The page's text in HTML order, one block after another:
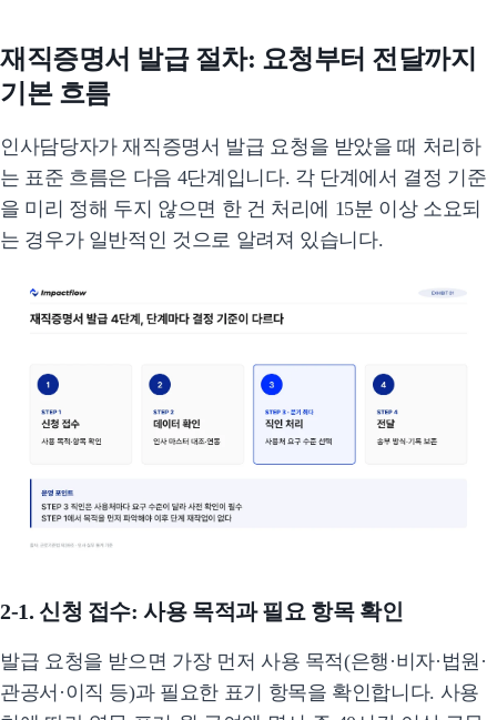
재직증명서 발급 절차: 요청부터 전달까지
기본 흐름
인사담당자가 재직증명서 발급 요청을 받았을 때 처리하
는 표준 흐름은 다음 4단계입니다. 각 단계에서 결정 기준
을 미리 정해 두지 않으면 한 건 처리에 15분 이상 소요되
는 경우가 일반적인 것으로 알려져 있습니다.
2-1. 신청 접수: 사용 목적과 필요 항목 확인
발급 요청을 받으면 가장 먼저 사용 목적(은행·비자·법원·
관공서·이직 등)과 필요한 표기 항목을 확인합니다. 사용